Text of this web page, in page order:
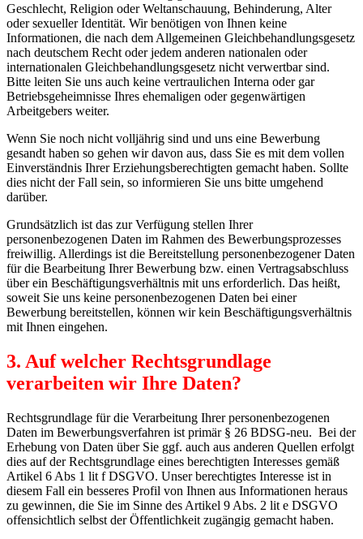
Geschlecht, Religion oder Weltanschauung, Behinderung, Alter
oder sexueller Identität. Wir benötigen von Ihnen keine
Informationen, die nach dem Allgemeinen Gleichbehandlungsgesetz
nach deutschem Recht oder jedem anderen nationalen oder
internationalen Gleichbehandlungsgesetz nicht verwertbar sind.
Bitte leiten Sie uns auch keine vertraulichen Interna oder gar
Betriebsgeheimnisse Ihres ehemaligen oder gegenwärtigen
Arbeitgebers weiter.
Wenn Sie noch nicht volljährig sind und uns eine Bewerbung
gesandt haben so gehen wir davon aus, dass Sie es mit dem vollen
Einverständnis Ihrer Erziehungsberechtigten gemacht haben. Sollte
dies nicht der Fall sein, so informieren Sie uns bitte umgehend
darüber.
Grundsätzlich ist das zur Verfügung stellen Ihrer
personenbezogenen Daten im Rahmen des Bewerbungsprozesses
freiwillig. Allerdings ist die Bereitstellung personenbezogener Daten
für die Bearbeitung Ihrer Bewerbung bzw. einen Vertragsabschluss
über ein Beschäftigungsverhältnis mit uns erforderlich. Das heißt,
soweit Sie uns keine personenbezogenen Daten bei einer
Bewerbung bereitstellen, können wir kein Beschäftigungsverhältnis
mit Ihnen eingehen.
3. Auf welcher Rechtsgrundlage
verarbeiten wir Ihre Daten?
Rechtsgrundlage für die Verarbeitung Ihrer personenbezogenen
Daten im Bewerbungsverfahren ist primär § 26 BDSG-neu. Bei der
Erhebung von Daten über Sie ggf. auch aus anderen Quellen erfolgt
dies auf der Rechtsgrundlage eines berechtigten Interesses gemäß
Artikel 6 Abs 1 lit f DSGVO. Unser berechtigtes Interesse ist in
diesem Fall ein besseres Profil von Ihnen aus Informationen heraus
zu gewinnen, die Sie im Sinne des Artikel 9 Abs. 2 lit e DSGVO
offensichtlich selbst der Öffentlichkeit zugängig gemacht haben.